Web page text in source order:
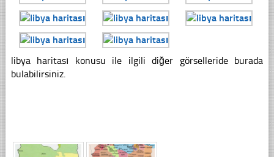
libya haritası konusu ile ilgili diğer görselleride burada
bulabilirsiniz.